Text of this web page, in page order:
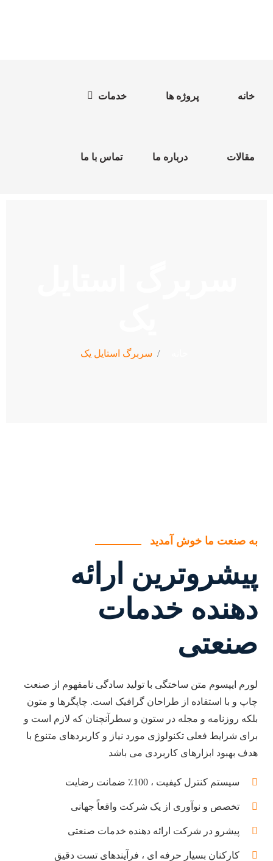
خانه پروژه ها خدمات
مقالات درباره ما تماس با ما
سربرگ استایل یک
به صنعت ما خوش آمدید
پیشروترین ارائه
دهنده خدمات
صنعتی
لورم ایپسوم متن ساختگی با تولید سادگی نامفهوم از صنعت
چاپ و با استفاده از طراحان گرافیک است. چاپگرها و متون
بلکه روزنامه و مجله در ستون و سطرآنچنان که لازم است و
برای شرایط فعلی تکنولوژی مورد نیاز و کاربردهای متنوع با
هدف بهبود ابزارهای کاربردی می باشد
سیستم کنترل کیفیت ، 100٪ ضمانت رضایت
تخصص و نوآوری از یک شرکت واقعاً جهانی
پیشرو در شرکت ارائه دهنده خدمات صنعتی
کارکنان بسیار حرفه ای ، فرآیندهای تست دقیق